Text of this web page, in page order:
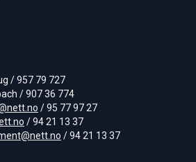
/ 957 79 727
/ 907 36 774
/ 95 77 97 27
/ 94 21 13 37
/ 94 21 13 37